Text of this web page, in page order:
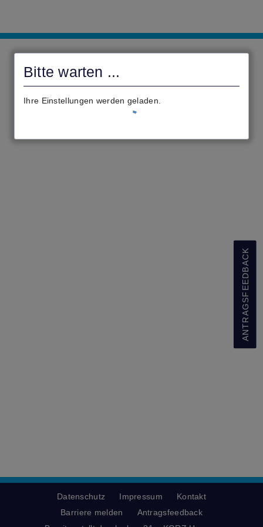
Bitte warten ...
Ihre Einstellungen werden geladen.
ANTRAGSFEEDBACK
Datenschutz Impressum
Kontakt
Barriere melden
Antragsfeedback